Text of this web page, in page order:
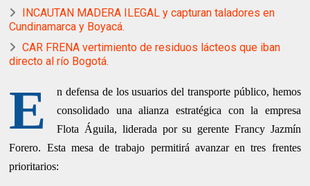
INCAUTAN MADERA ILEGAL y capturan taladores en
Cundinamarca y Boyacá.
CAR FRENA vertimiento de residuos lácteos que iban
directo al río Bogotá.
E
n defensa de los usuarios del transporte público, hemos
consolidado una alianza estratégica con la empresa
Flota Águila, liderada por su gerente Francy Jazmín
Forero. Esta mesa de trabajo permitirá avanzar en tres frentes
prioritarios: